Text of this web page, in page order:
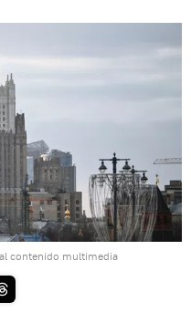
contenido multimedia